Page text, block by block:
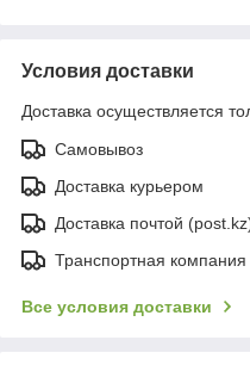
Условия доставки
Доставка осуществляется
Самовывоз
Доставка курьером
Доставка почтой
Транспортная компания
Все условия доставки